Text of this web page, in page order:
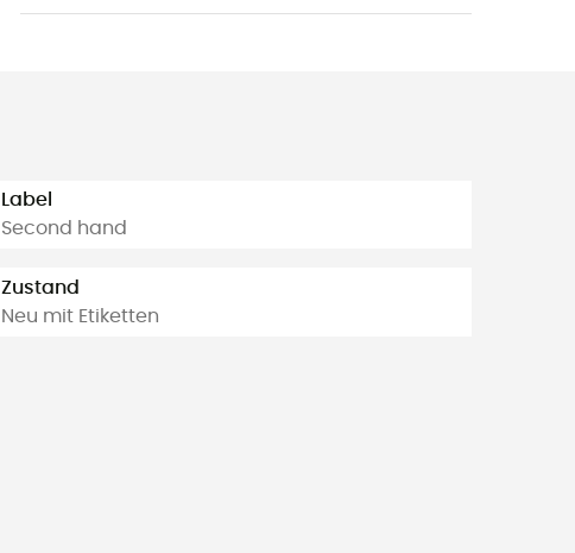
Label
Second hand
Zustand
Neu mit Etiketten